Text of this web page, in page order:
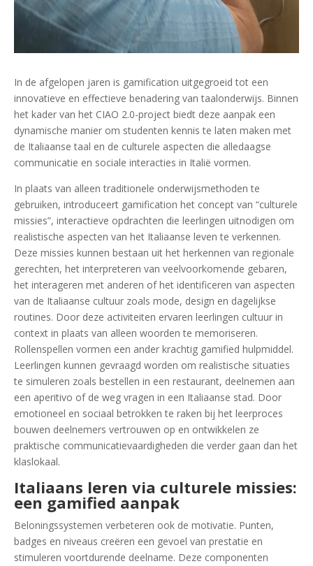
In de afgelopen jaren is gamification uitgegroeid tot een
innovatieve en effectieve benadering van taalonderwijs. Binnen
het kader van het CIAO 2.0-project biedt deze aanpak een
dynamische manier om studenten kennis te laten maken met
de Italiaanse taal en de culturele aspecten die alledaagse
communicatie en sociale interacties in Italië vormen.
In plaats van alleen traditionele onderwijsmethoden te
gebruiken, introduceert gamification het concept van “culturele
missies”, interactieve opdrachten die leerlingen uitnodigen om
realistische aspecten van het Italiaanse leven te verkennen.
Deze missies kunnen bestaan uit het herkennen van regionale
gerechten, het interpreteren van veelvoorkomende gebaren,
het interageren met anderen of het identificeren van aspecten
van de Italiaanse cultuur zoals mode, design en dagelijkse
routines. Door deze activiteiten ervaren leerlingen cultuur in
context in plaats van alleen woorden te memoriseren.
Rollenspellen vormen een ander krachtig gamified hulpmiddel.
Leerlingen kunnen gevraagd worden om realistische situaties
te simuleren zoals bestellen in een restaurant, deelnemen aan
een aperitivo of de weg vragen in een Italiaanse stad. Door
emotioneel en sociaal betrokken te raken bij het leerproces
bouwen deelnemers vertrouwen op en ontwikkelen ze
praktische communicatievaardigheden die verder gaan dan het
klaslokaal.
Italiaans leren via culturele missies:
een gamified aanpak
Beloningssystemen verbeteren ook de motivatie. Punten,
badges en niveaus creëren een gevoel van prestatie en
stimuleren voortdurende deelname. Deze componenten